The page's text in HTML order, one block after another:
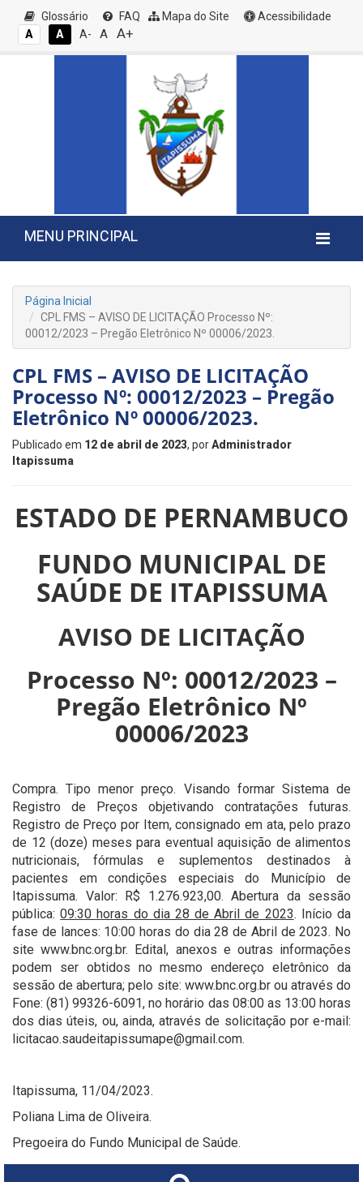
Glossário FAQ Mapa do Site
Acessibilidade
A
A A- A A+
MENU PRINCIPAL
Página Inicial
CPL FMS – AVISO DE LICITAÇÃO Processo Nº:
00012/2023 – Pregão Eletrônico Nº 00006/2023.
CPL FMS – AVISO DE LICITAÇÃO
Processo Nº: 00012/2023 – Pregão
Eletrônico Nº 00006/2023.
Publicado em 12 de abril de 2023, porAdministrador
Itapissuma
ESTADO DE PERNAMBUCO
FUNDO MUNICIPAL DE
SAÚDE DE ITAPISSUMA
AVISO DE LICITAÇÃO
Processo Nº: 00012/2023 –
Pregão Eletrônico Nº
00006/2023
Compra. Tipo menor preço. Visando formar Sistema de
Registro de Preços objetivando contratações futuras.
Registro de Preço por Item, consignado em ata, pelo prazo
de 12 (doze) meses para eventual aquisição de alimentos
nutricionais, fórmulas e suplementos destinados à
pacientes em condições especiais do Município de
Itapissuma. Valor: R$ 1.276.923,00. Abertura da sessão
pública:09:30 horas do dia 28 de Abril de 2023. Início da
fase de lances: 10:00 horas do dia 28 de Abril de 2023. No
site www.bnc.org.br. Edital, anexos e outras informações
podem ser obtidos no mesmo endereço eletrônico da
sessão de abertura; pelo site: www.bnc.org.br ou através do
Fone: (81) 99326-6091, no horário das 08:00 as 13:00 horas
dos dias úteis, ou, ainda, através de solicitação por e-mail:
licitacao.saudeitapissumape@gmail.com.
Itapissuma, 11/04/2023.
Poliana Lima de Oliveira.
Pregoeira do Fundo Municipal de Saúde.